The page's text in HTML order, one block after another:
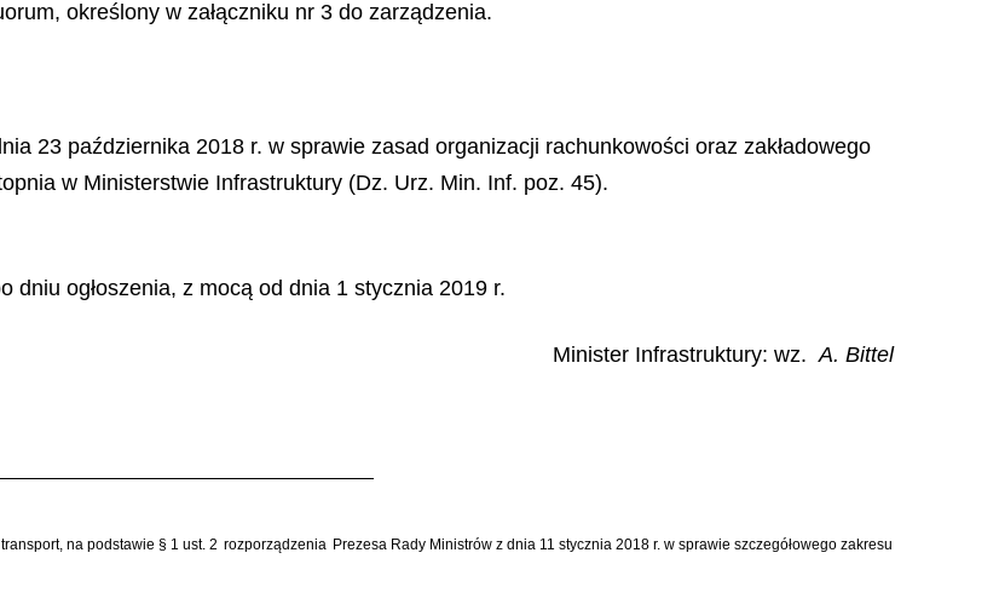
określony w załączniku nr 3 do zarządzenia.
23 października 2018 r. w sprawie zasad organizacji rachunkowości oraz zakładowego
w Ministerstwie Infrastruktury (Dz. Urz. Min. Inf. poz. 45).
ogłoszenia, z mocą od dnia 1 stycznia 2019 r.
Minister Infrastruktury: wz. A. Bittel
na podstawie § 1 ust. 2 rozporządzenia Prezesa Rady Ministrów z dnia 11 stycznia 2018 r. w sprawie szczegółowego zakresu